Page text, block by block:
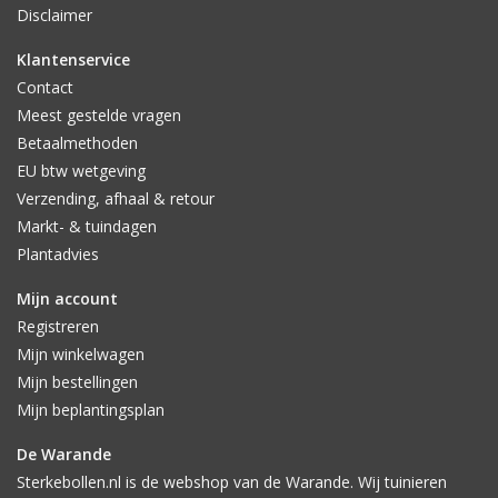
voorraad elders staat, kan met resterende knollen dit risico wel
Disclaimer
Klantenservice
Contact
Meest gestelde vragen
Betaalmethoden
EU btw wetgeving
Verzending, afhaal & retour
Markt- & tuindagen
Plantadvies
Mijn account
Registreren
Mijn winkelwagen
Mijn bestellingen
Mijn beplantingsplan
De Warande
Sterkebollen.nl is de webshop van de Warande. Wij tuinieren